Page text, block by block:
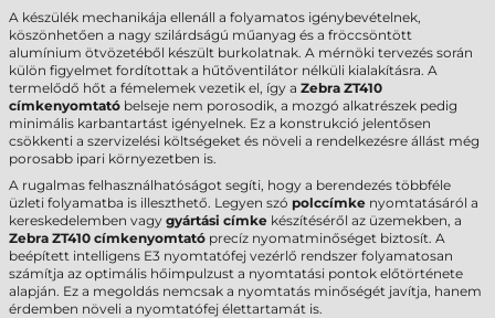
A készülék mechanikája ellenáll a folyamatos igénybevételnek,
köszönhetően a nagy szilárdságú műanyag és a fröccsöntött
alumínium ötvözetéből készült burkolatnak. A mérnöki tervezés során
külön figyelmet fordítottak a hűtőventilátor nélküli kialakításra. A
termelődő hőt a fémelemek vezetik el, így a Zebra ZT410
címkenyomtató belseje nem porosodik, a mozgó alkatrészek pedig
minimális karbantartást igényelnek. Ez a konstrukció jelentősen
csökkenti a szervizelési költségeket és növeli a rendelkezésre állást még
porosabb ipari környezetben is.
A rugalmas felhasználhatóságot segíti, hogy a berendezés többféle
üzleti folyamatba is illeszthető. Legyen szó polccímke nyomtatásáról a
kereskedelemben vagy gyártási címke készítéséről az üzemekben, a
Zebra ZT410 címkenyomtató precíz nyomatminőséget biztosít. A
beépített intelligens E3 nyomtatófej vezérlő rendszer folyamatosan
számítja az optimális hőimpulzust a nyomtatási pontok előtörténete
alapján. Ez a megoldás nemcsak a nyomtatás minőségét javítja, hanem
érdemben növeli a nyomtatófej élettartamát is.